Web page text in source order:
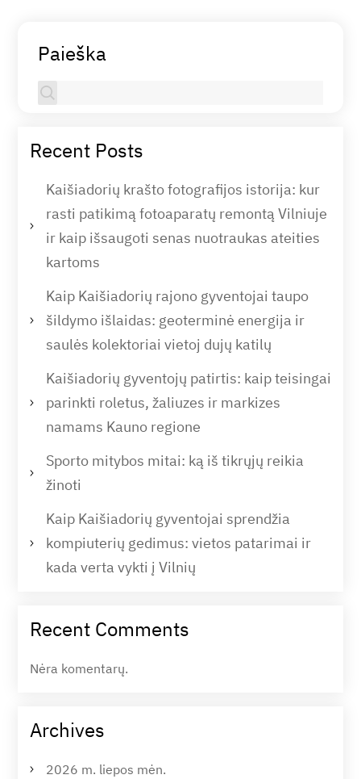
Paieška
Recent Posts
Kaišiadorių krašto fotografijos istorija: kur
rasti patikimą fotoaparatų remontą Vilniuje
ir kaip išsaugoti senas nuotraukas ateities
kartoms
Kaip Kaišiadorių rajono gyventojai taupo
šildymo išlaidas: geoterminė energija ir
saulės kolektoriai vietoj dujų katilų
Kaišiadorių gyventojų patirtis: kaip teisingai
parinkti roletus, žaliuzes ir markizes
namams Kauno regione
Sporto mitybos mitai: ką iš tikrųjų reikia
žinoti
Kaip Kaišiadorių gyventojai sprendžia
kompiuterių gedimus: vietos patarimai ir
kada verta vykti į Vilnių
Recent Comments
Nėra komentarų.
Archives
2026 m. liepos mėn.